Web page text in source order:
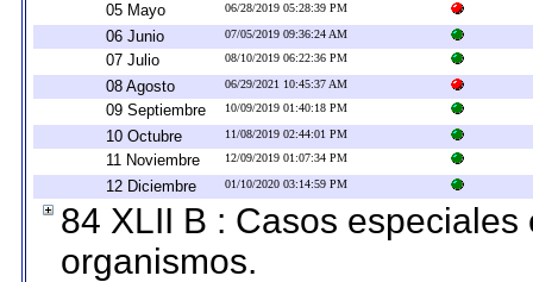
05 Mayo 06/28/2019 05:28:39 PM
06 Junio 07/05/2019 09:36:24 AM
07 Julio 08/10/2019 06:22:36 PM
08 Agosto 06/29/2021 10:45:37 AM
09 Septiembre 10/09/2019 01:40:18 PM
10 Octubre 11/08/2019 02:44:01 PM
11 Noviembre 12/09/2019 01:07:34 PM
12 Diciembre 01/10/2020 03:14:59 PM
84 XLII B : Casos
organismos.